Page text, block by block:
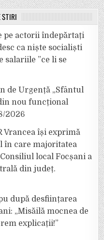
ȘTIRI
pe actorii îndepărtați
ca niște socialiști
salariile ”ce li se
de Urgență „Sfântul
nou funcțional
2026
Vrancea își exprimă
în care majoritatea
local Focșani a
din județ.
după desființarea
„Misăilă mocnea de
explicații!”